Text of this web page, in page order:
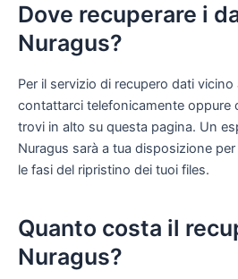
Dove recuperare i
Nuragus?
Per il servizio di recupero dati
contattarci telefonicamente oppure
trovi in alto su questa pagina. Un
Nuragus sarà a tua disposizione
le fasi del ripristino dei tuoi files.
Quanto costa il
Nuragus?